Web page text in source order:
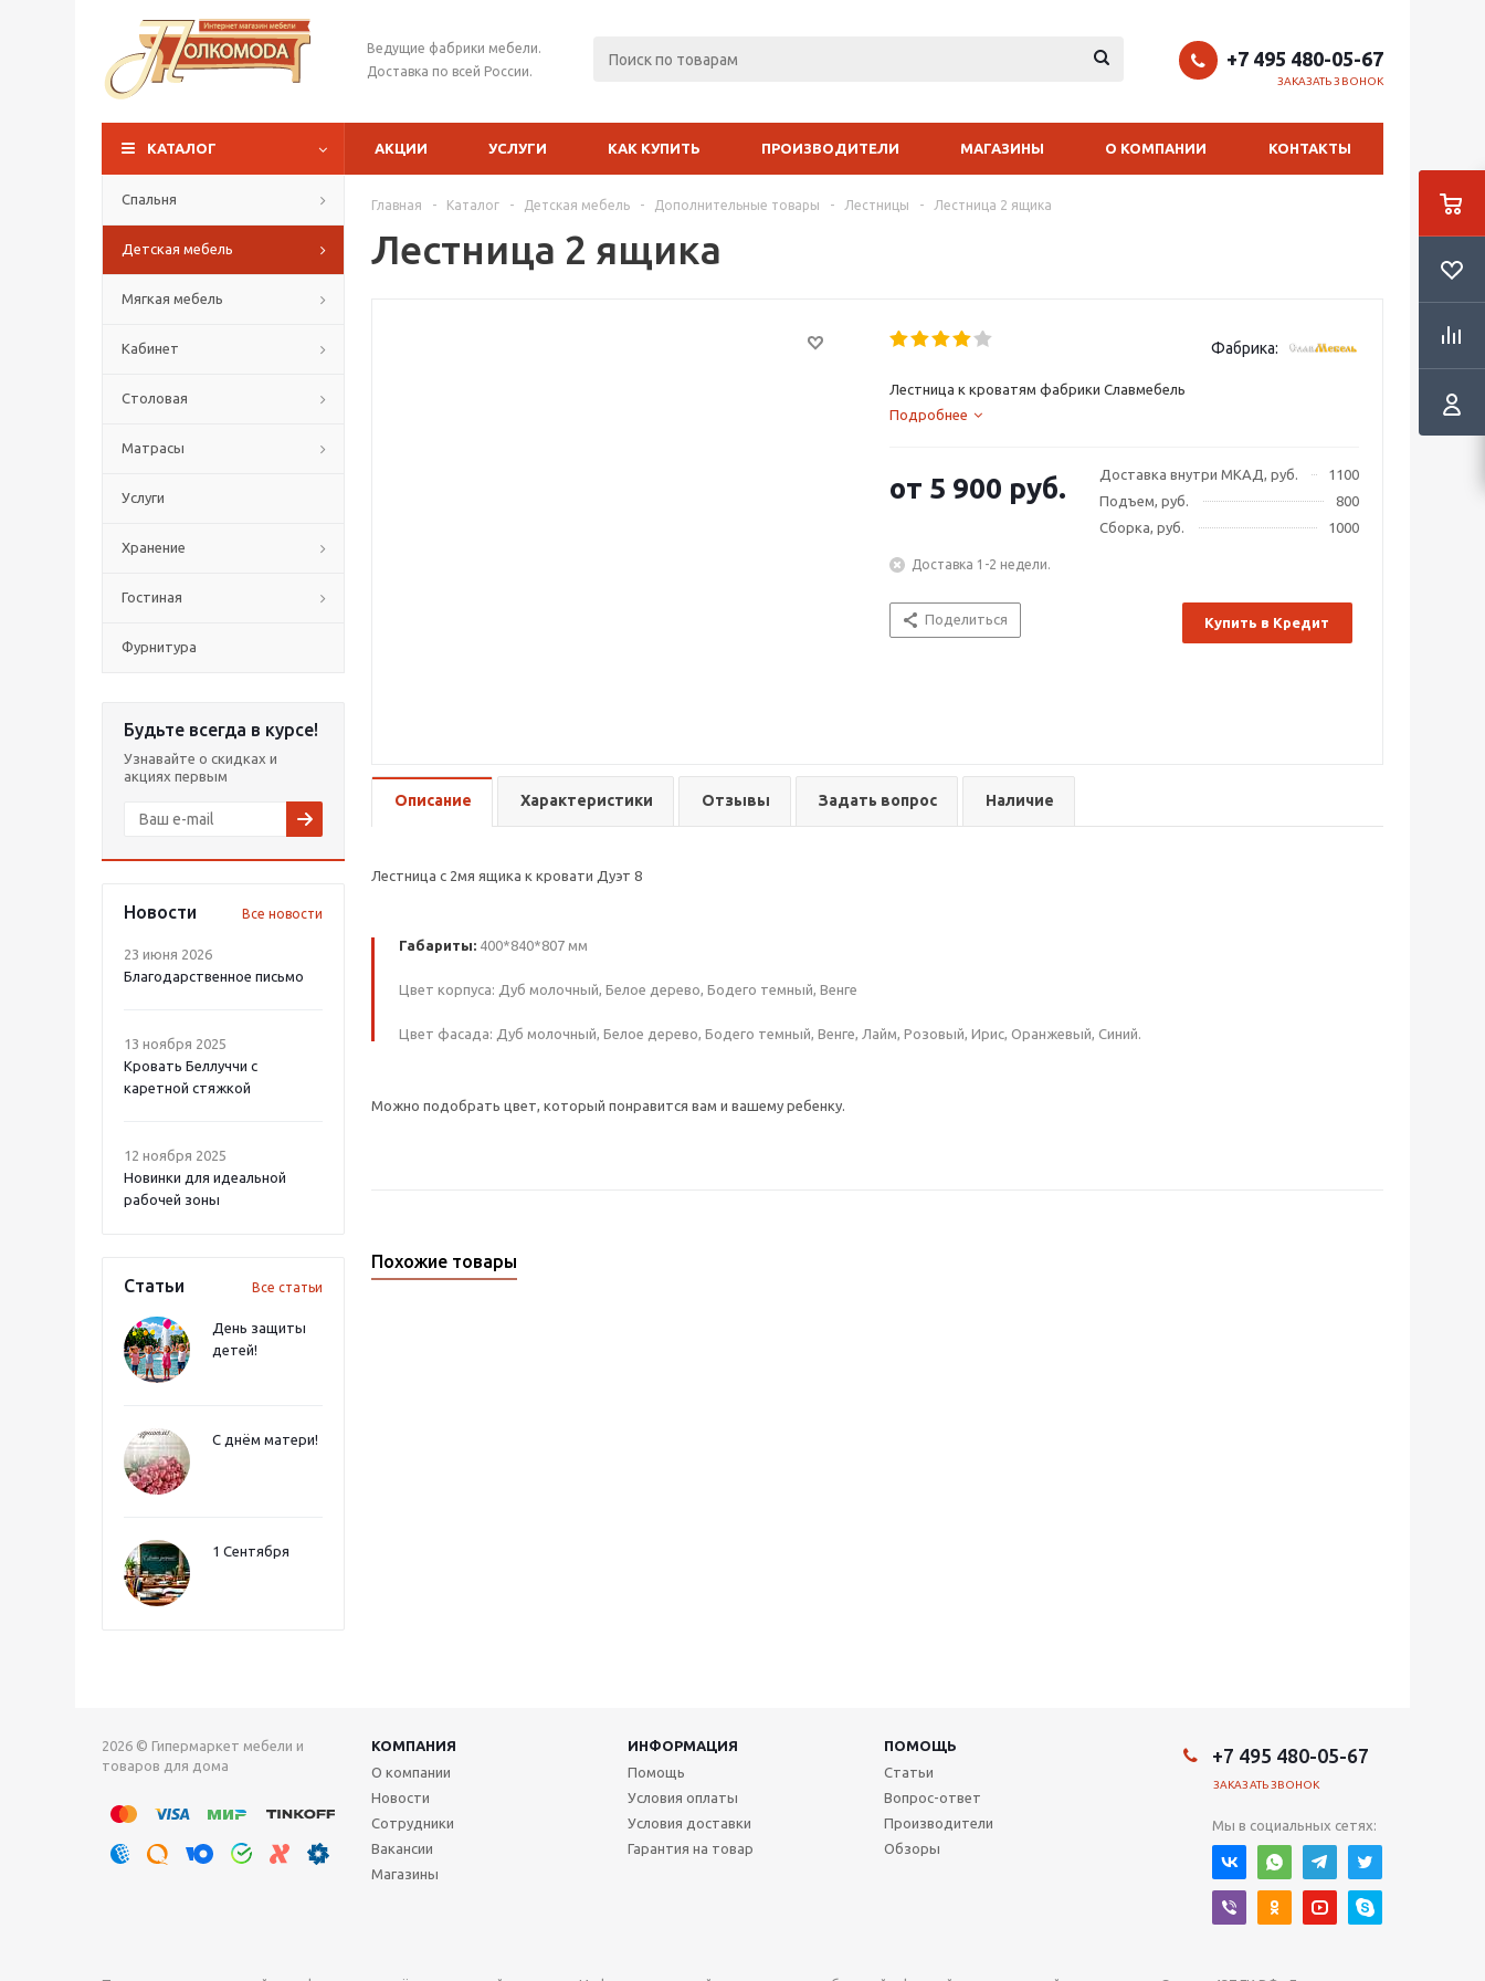
Ведущие фабрики мебели.
Доставка по всей России.
+7 495 480-05-67
ЗАКАЗАТЬ ЗВОНОК
КАТАЛОГ АКЦИИ УСЛУГИ КАК КУПИТЬ ПРОИЗВОДИТЕЛИ МАГАЗИНЫ О КОМПАНИИ КОНТАКТЫ
Спальня
Детская мебель
Мягкая мебель
Кабинет
Столовая
Матрасы
Услуги
Хранение
Гостиная
Фурнитура
Будьте всегда в курсе!
Узнавайте о скидках и
акциях первым
Новости Все новости
23 июня 2026
Благодарственное письмо
13 ноября 2025
Кровать Беллуччи с
каретной стяжкой
12 ноября 2025
Новинки для идеальной
рабочей зоны
Статьи Все статьи
День защиты
детей!
С днём матери!
1 Сентября
Главная - Каталог - Детская мебель - Дополнительные товары - Лестницы - Лестница 2 ящика
Лестница 2 ящика
Фабрика:
Лестница к кроватям фабрики Славмебель
Подробнее
Доставка внутри МКАД, руб.
1100
Подъем, руб.
800
Сборка, руб.
1000
от 5 900 руб.
Доставка 1-2 недели.
Поделиться Купить в Кредит
Описание Характеристики Отзывы Задать вопрос Наличие
Лестница с 2мя ящика к кровати Дуэт 8
Габариты: 400*840*807 мм
Цвет корпуса: Дуб молочный, Белое дерево, Бодего темный, Венге
Цвет фасада: Дуб молочный, Белое дерево, Бодего темный, Венге, Лайм, Розовый, Ирис, Оранжевый, Синий.
Можно подобрать цвет, который понравится вам и вашему ребенку.
Похожие товары
2026 © Гипермаркет мебели и
товаров для дома
КОМПАНИЯ ИНФОРМАЦИЯ
ПОМОЩЬ
О компании
Новости
Сотрудники
Вакансии
Магазины
Помощь
Условия оплаты
Условия доставки
Гарантия на товар
Статьи
Вопрос-ответ
Производители
Обзоры
+7 495 480-05-67
ЗАКАЗАТЬ ЗВОНОК
Мы в социальных сетях: